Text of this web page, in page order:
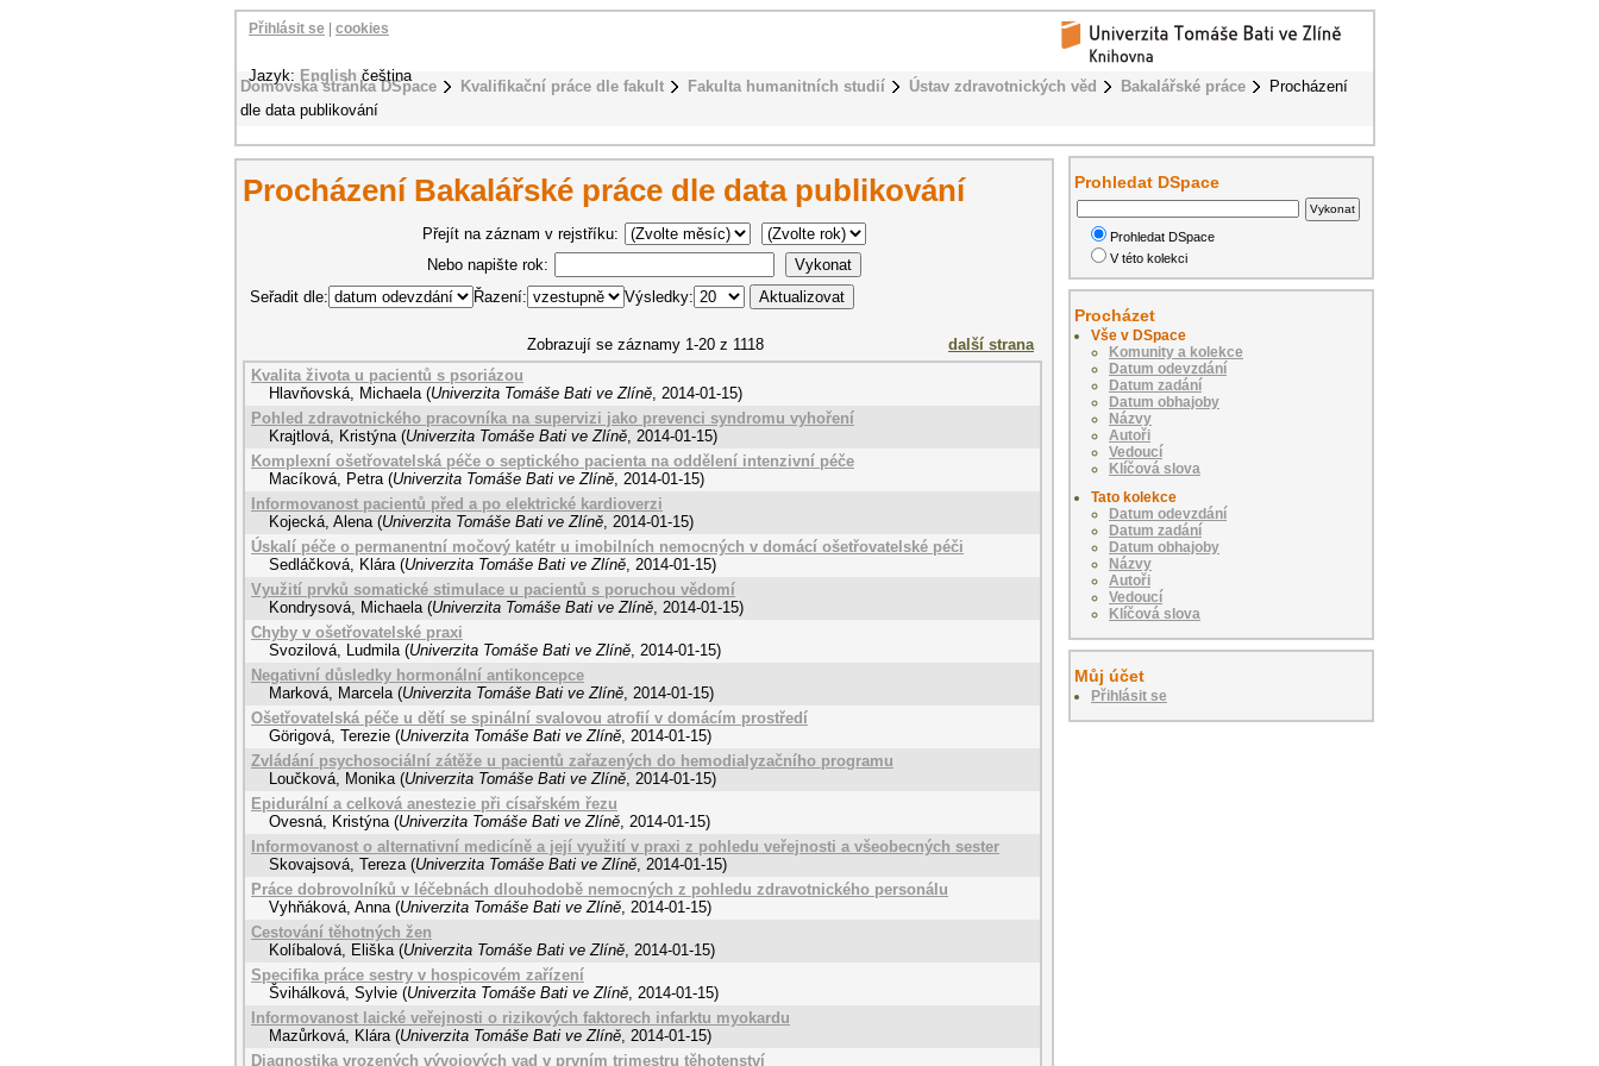
Domovská stránka DSpace Kvalifikační práce dle fakult Fakulta humanitních studií Ústav zdravotnických věd Bakalářské práce
Procházení
dle data publikování
Přihlásit se cookies
Jazyk: English čeština
Procházení Bakalářské práce dle data publikování
Přejít na záznam v rejstříku:
Nebo napište rok:
Seřadit dle:
Řazení: Výsledky:
Zobrazují se záznamy 1-20 z 1118
další strana
Kvalita života u pacientů s psoriázou
Hlavňovská, Michaela (Univerzita Tomáše Bati ve Zlíně, 2014-01-15)
Pohled zdravotnického pracovníka na supervizi jako prevenci syndromu vyhoření
Krajtlová, Kristýna (Univerzita Tomáše Bati ve Zlíně, 2014-01-15)
Komplexní ošetřovatelská péče o septického pacienta na oddělení intenzivní péče
Macíková, Petra (Univerzita Tomáše Bati ve Zlíně, 2014-01-15)
Informovanost pacientů před a po elektrické kardioverzi
Kojecká, Alena (Univerzita Tomáše Bati ve Zlíně, 2014-01-15)
Úskalí péče o permanentní močový katétr u imobilních nemocných v domácí ošetřovatelské péči
Sedláčková, Klára (Univerzita Tomáše Bati ve Zlíně, 2014-01-15)
Využití prvků somatické stimulace u pacientů s poruchou vědomí
Kondrysová, Michaela (Univerzita Tomáše Bati ve Zlíně, 2014-01-15)
Chyby v ošetřovatelské praxi
Svozilová, Ludmila (Univerzita Tomáše Bati ve Zlíně, 2014-01-15)
Negativní důsledky hormonální antikoncepce
Marková, Marcela (Univerzita Tomáše Bati ve Zlíně, 2014-01-15)
Ošetřovatelská péče u dětí se spinální svalovou atrofií v domácím prostředí
Görigová, Terezie (Univerzita Tomáše Bati ve Zlíně, 2014-01-15)
Zvládání psychosociální zátěže u pacientů zařazených do hemodialyzačního programu
Loučková, Monika (Univerzita Tomáše Bati ve Zlíně, 2014-01-15)
Epidurální a celková anestezie při císařském řezu
Ovesná, Kristýna (Univerzita Tomáše Bati ve Zlíně, 2014-01-15)
Informovanost o alternativní medicíně a její využití v praxi z pohledu veřejnosti a všeobecných sester
Skovajsová, Tereza (Univerzita Tomáše Bati ve Zlíně, 2014-01-15)
Práce dobrovolníků v léčebnách dlouhodobě nemocných z pohledu zdravotnického personálu
Vyhňáková, Anna (Univerzita Tomáše Bati ve Zlíně, 2014-01-15)
Cestování těhotných žen
Kolíbalová, Eliška (Univerzita Tomáše Bati ve Zlíně, 2014-01-15)
Specifika práce sestry v hospicovém zařízení
Švihálková, Sylvie (Univerzita Tomáše Bati ve Zlíně, 2014-01-15)
Informovanost laické veřejnosti o rizikových faktorech infarktu myokardu
Mazůrková, Klára (Univerzita Tomáše Bati ve Zlíně, 2014-01-15)
Diagnostika vrozených vývojových vad v prvním trimestru těhotenství
Prohledat DSpace
Prohledat DSpace
V této kolekci
Procházet
Vše v DSpace
Komunity a kolekce
Datum odevzdání
Datum zadání
Datum obhajoby
Názvy
Autoři
Vedoucí
Klíčová slova
Tato kolekce
Datum odevzdání
Datum zadání
Datum obhajoby
Názvy
Autoři
Vedoucí
Klíčová slova
Můj účet
Přihlásit se